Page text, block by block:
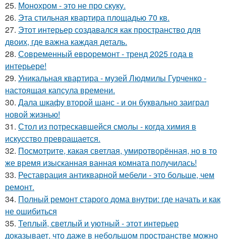
25. Монохром - это не про скуку.
26. Эта стильная квартира площадью 70 кв.
27. Этот интерьер создавался как пространство для
двоих, где важна каждая деталь.
28. Современный евроремонт - тренд 2025 года в
интерьере!
29. Уникальная квартира - музей Людмилы Гурченко -
настоящая капсула времени.
30. Дала шкафу второй шанс - и он буквально заиграл
новой жизнью!
31. Стол из потрескавшейся смолы - когда химия в
искусство превращается.
32. Посмотрите, какая светлая, умиротворённая, но в то
же время изысканная ванная комната получилась!
33. Реставрация антикварной мебели - это больше, чем
ремонт.
34. Полный ремонт старого дома внутри: где начать и как
не ошибиться
35. Теплый, светлый и уютный - этот интерьер
доказывает, что даже в небольшом пространстве можно